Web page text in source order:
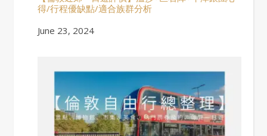
得/行程優缺點/適合族群分析
Date
June 23, 2024